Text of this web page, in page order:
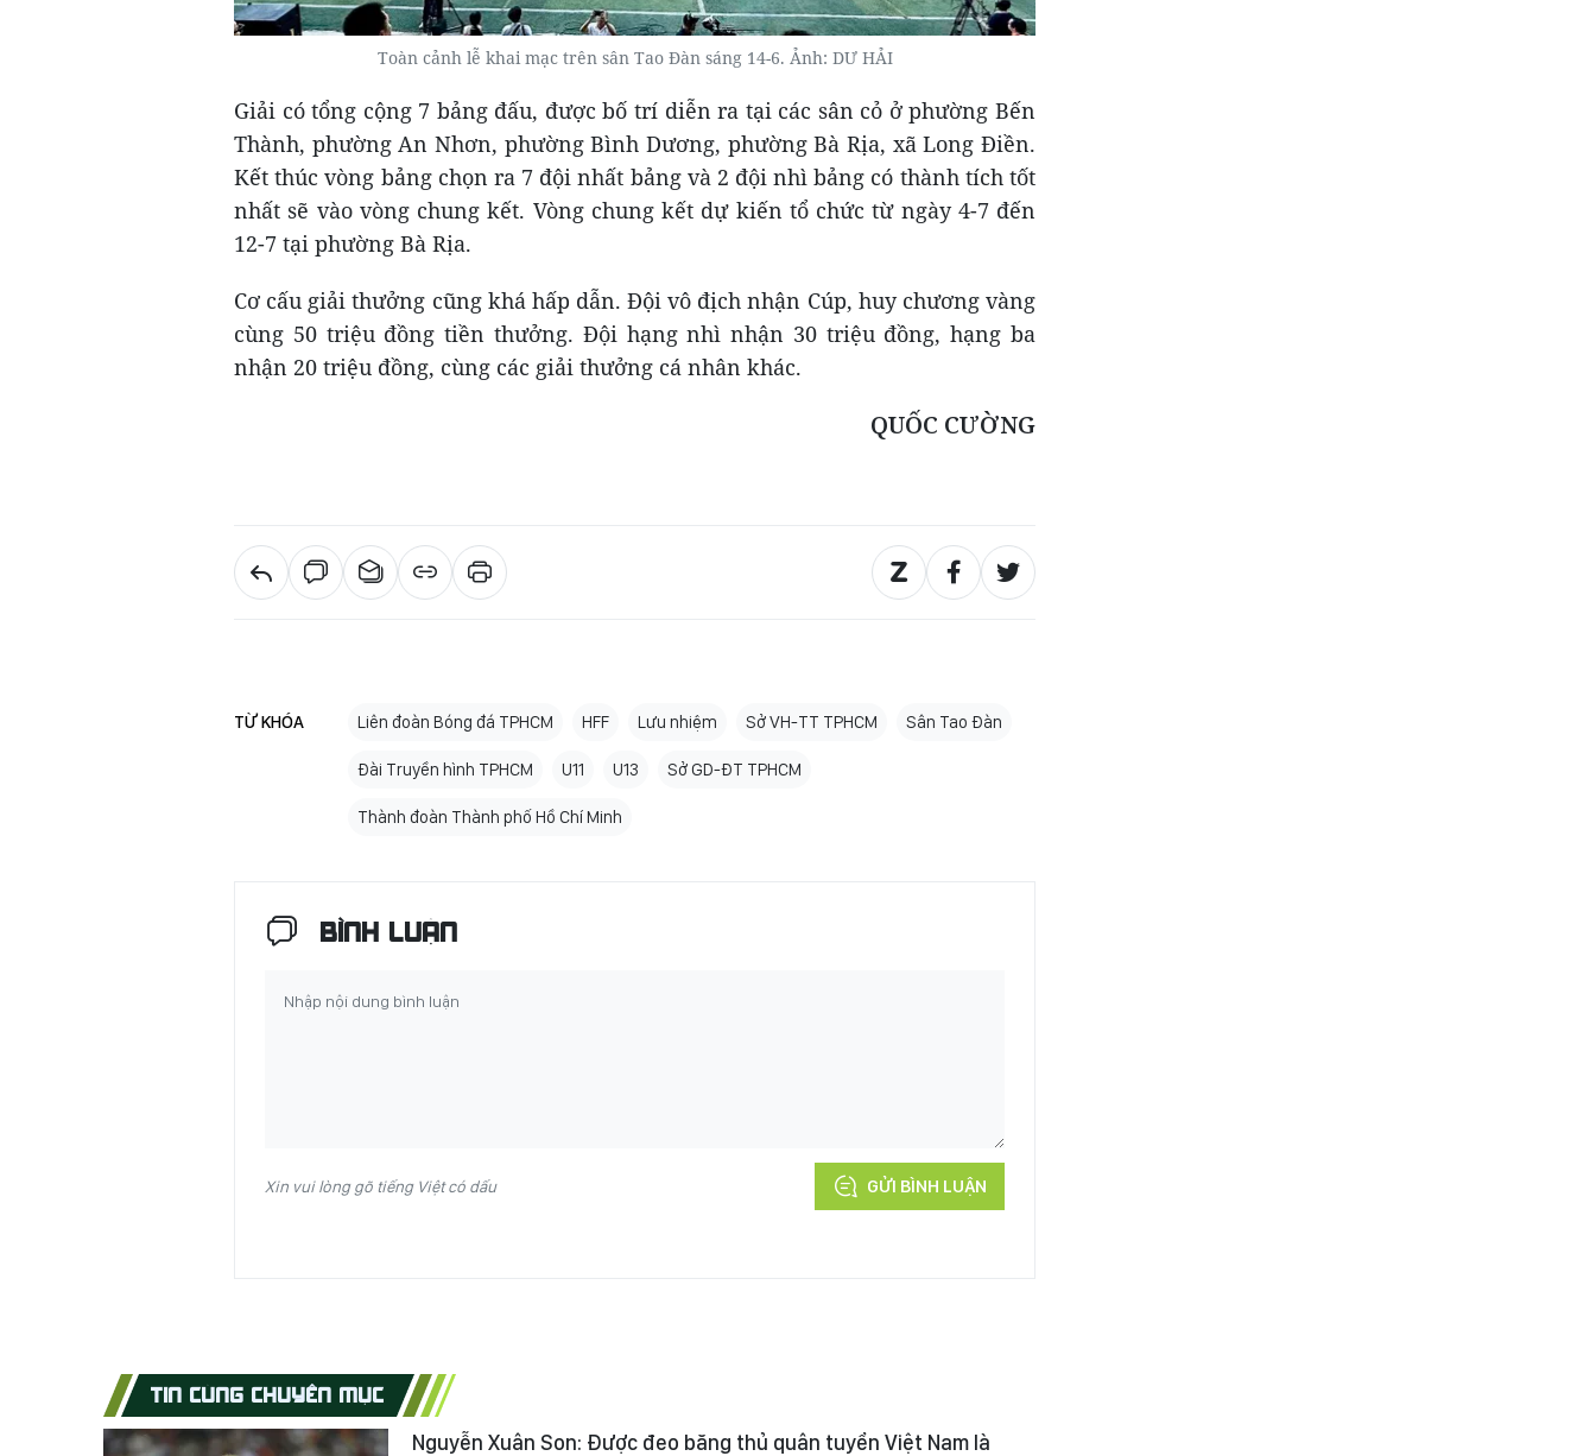
Toàn cảnh lễ khai mạc trên sân Tao Đàn sáng 14-6. Ảnh: DƯ HẢI
Giải có tổng cộng 7 bảng đấu, được bố trí diễn ra tại các sân cỏ ở phường Bến
Thành, phường An Nhơn, phường Bình Dương, phường Bà Rịa, xã Long Điền.
Kết thúc vòng bảng chọn ra 7 đội nhất bảng và 2 đội nhì bảng có thành tích tốt
nhất sẽ vào vòng chung kết. Vòng chung kết dự kiến tổ chức từ ngày 4-7 đến
12-7 tại phường Bà Rịa.
Cơ cấu giải thưởng cũng khá hấp dẫn. Đội vô địch nhận Cúp, huy chương vàng
cùng 50 triệu đồng tiền thưởng. Đội hạng nhì nhận 30 triệu đồng, hạng ba
nhận 20 triệu đồng, cùng các giải thưởng cá nhân khác.
QUỐC CƯỜNG
TỪ KHÓA Liên đoàn Bóng đá TPHCM HFF Lưu nhiệm Sở VH-TT TPHCM Sân Tao Đàn
Đài Truyền hình TPHCM U11 U13 Sở GD-ĐT TPHCM
Thành đoàn Thành phố Hồ Chí Minh
BÌNH LUẬN
Xin vui lòng gõ tiếng Việt có dấu GỬI BÌNH LUẬN
TIN CÙNG CHUYÊN MỤC
Nguyễn Xuân Son: Được đeo băng thủ quân tuyển Việt Nam là